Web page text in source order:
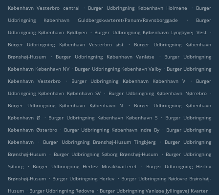
København Vesterbro central
. Burger Udbringning København Holmene . Burger
Udbringning København Guldbergskvarteret/Panum/Ravnsborggade
.
Burger
Udbringning København Kødbyen . Burger Udbringning København Lyngbyvej Vest .
Burger Udbringning København Vesterbro øst
.
Burger Udbringning København
Brønshøj-Husum
. Burger Udbringning København Vanløse .
Burger Udbringning
København København NV . Burger Udbringning København Valby . Burger Udbringning
København Vesterbro
. Burger Udbringning København København V .
Burger
Udbringning København København SV . Burger Udbringning København Nørrebro .
Burger Udbringning København København N
.
Burger Udbringning København
København Ø
. Burger Udbringning København København S . Burger Udbringning
København Østerbro . Burger Udbringning København Indre By . Burger Udbringning
København
. Burger Udbringning Brønshøj-Husum Tingbjerg .
Burger Udbringning
Brønshøj-Husum . Burger Udbringning Søborg Brønshøj-Husum . Burger Udbringning
Søborg
. Burger Udbringning Herlev Musikkvarteret .
Burger Udbringning Herlev
Brønshøj-Husum . Burger Udbringning Herlev . Burger Udbringning Rødovre Brønshøj-
Husum . Burger Udbringning Rødovre . Burger Udbringning Vanløse Jyllingevej Kvarter .